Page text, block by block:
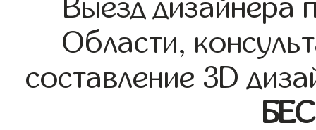
Выезд дизайнера
Области,
составление 3D